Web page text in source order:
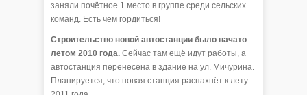
заняли почётное 1 место в группе среди сельских
команд. Есть чем гордиться!
Строительство новой автостанции было начато
летом 2010 года. Сейчас там ещё идут работы, а
автостанция перенесена в здание на ул. Мичурина.
Планируется, что новая станция распахнёт к лету